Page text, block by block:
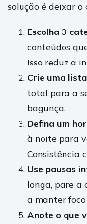
solução é deixar o
Escolha 3
conteúdos
Isso reduz a
Crie uma
total para a
bagunça.
Defina um
à noite para
Consistência
Use pausas
longa, pare a
a manter
Anote o que